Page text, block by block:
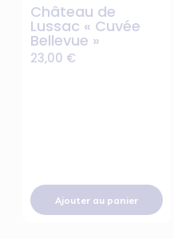
Château de
Lussac « Cuvée
Bellevue »
23,00 €
Ajouter au panier